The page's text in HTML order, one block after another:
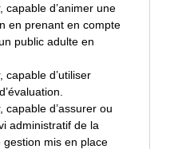
d’animer une
en prenant en compte
public adulte en
d’utiliser
d’assurer ou
administratif de la
gestion mis en place